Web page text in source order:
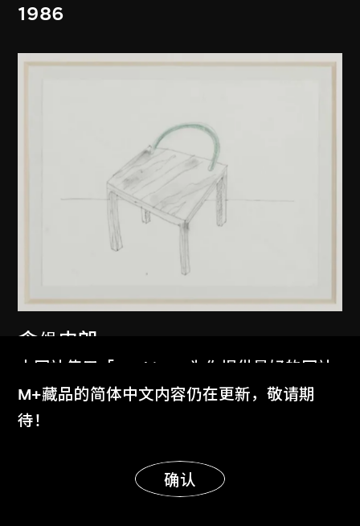
1986
倉俁史朗
可可椅
約1986年
本网站使用「Cookies」为你提供最好的网站
体验。
了解更多
明白
M+藏品的简体中文内容仍在更新，敬请期
待！
确认
显示更多